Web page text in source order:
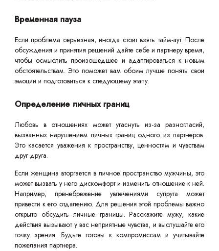
Временная пауза
Если проблема серьезная, иногда стоит взять тайм-аут. После
обсуждения и принятия решений дайте себе и партнеру время,
чтобы осмыслить произошедшее и адаптироваться к новым
обстоятельствам. Это поможет вам обоим лучше понять свои
эмоции и подготовиться к следующему этапу.
Определение личных границ
Любовь в отношениях может угаснуть из-за разногласий,
вызванных нарушением личных границ одного из партнеров.
Это касается уважения к пространству, ценностям и чувствам
друг друга.
Если женщина вторгается в личное пространство мужчины, это
может вызвать у него дискомфорт и изменить отношение к ней.
Например, пренебрежение увлечениями супруга может
привести к его отдалению. Для решения этой проблемы важно
открыто обсудить личные границы. Расскажите мужу, какие
действия вызывают у вас неприятные чувства, и выслушайте его
точку зрения. Будьте готовы к компромиссам и учитывайте
пожелания партнера.